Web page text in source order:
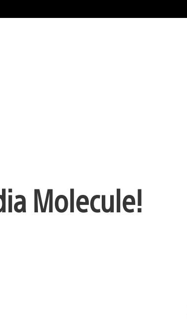
Molecule!